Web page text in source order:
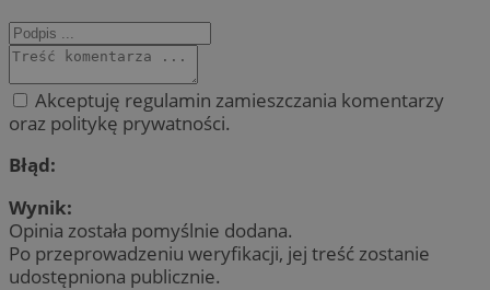
Akceptuję regulamin zamieszczania komentarzy
oraz politykę prywatności.
Błąd:
Wynik:
Opinia została pomyślnie dodana.
Po przeprowadzeniu weryfikacji, jej treść zostanie
udostępniona publicznie.